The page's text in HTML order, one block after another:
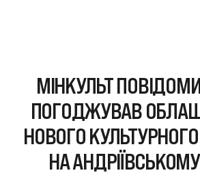
МІНКУЛЬТ
ПОГОДЖУВАВ
НОВОГО
НА